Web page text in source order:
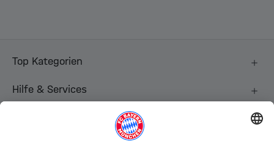
Top Kategorien
Hilfe & Services